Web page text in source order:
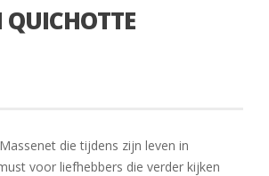
QUICHOTTE
die tijdens zijn leven in
voor liefhebbers die verder kijken